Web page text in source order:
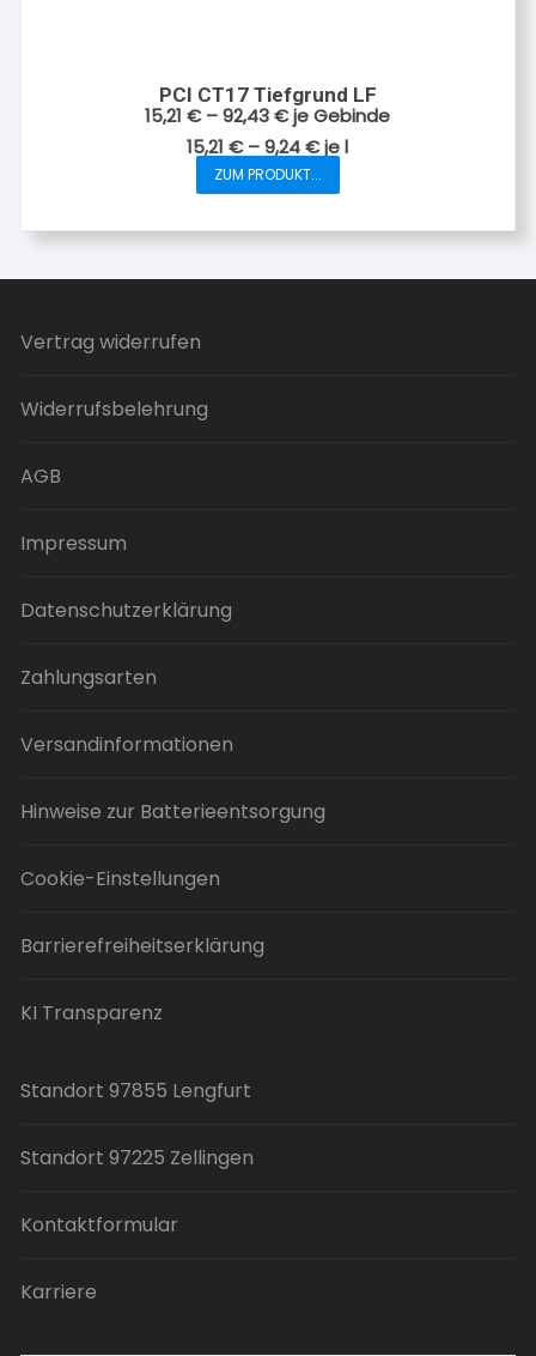
PCI CT17 Tiefgrund LF
15,21€–92,43€je Gebinde
15,21€–9,24€jel
ZUM PRODUKT...
Dieses
weist
mehrere
Vertrag widerrufen
Widerrufsbelehrung
AGB
Impressum
Datenschutzerklärung
Zahlungsarten
Versandinformationen
Hinweise zur Batterieentsorgung
Cookie-Einstellungen
Barrierefreiheitserklärung
KI Transparenz
Standort 97855 Lengfurt
Standort 97225 Zellingen
Kontaktformular
Karriere